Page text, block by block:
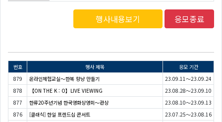
행사내용보기 응모종료
번호 행사 제목
응모 기간
879
온라인체험교실〜한복 향냥 만들기
23.09.11～23.09.24
878
【ON THE K : O】LIVE VIEWING
23.08.28～23.09.10
877
한류20주년기념 한국영화상영회〜관상
23.08.10～23.09.13
876
[클래식] 한일 프렌드십 콘서트
23.07.25～23.08.16